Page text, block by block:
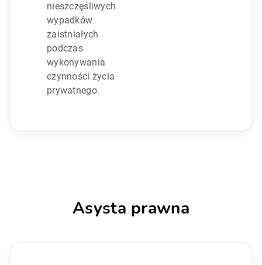
nieszczęśliwych
wypadków
zaistniałych
podczas
wykonywania
czynności życia
prywatnego.
Asysta prawna